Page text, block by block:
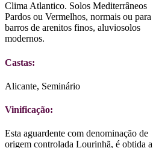
Clima Atlantico. Solos Mediterrâneos
Pardos ou Vermelhos, normais ou para
barros de arenitos finos, aluviosolos
modernos.
Castas:
Alicante, Seminário
Vinificação:
Esta aguardente com denominação de
origem controlada Lourinhã, é obtida a